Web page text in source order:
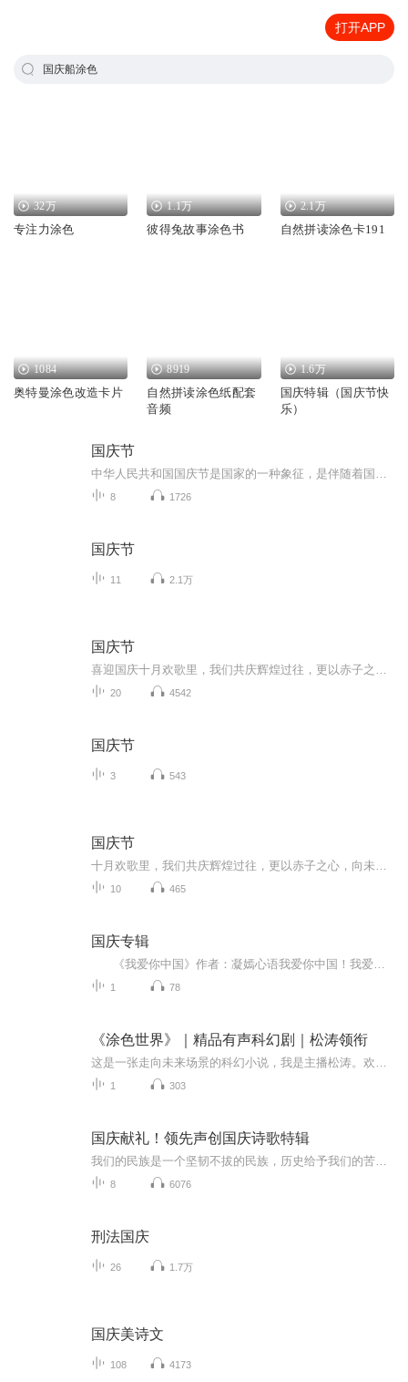
打开APP
国庆船涂色
32万
专注力涂色
1.1万
彼得兔故事涂色书
2.1万
自然拼读涂色卡191
1084
奥特曼涂色改造卡片
8919
自然拼读涂色纸配套
音频
1.6万
国庆特辑（国庆节快
乐）
国庆节
8 1726
国庆节
11 2.1万
国庆节
20 4542
国庆节
3 543
国庆节
10 465
国庆专辑
1 78
《涂色世界》｜精品有声科幻剧｜松涛领衔
1 303
国庆献礼！领先声创国庆诗歌特辑
8 6076
刑法国庆
26 1.7万
国庆美诗文
108 4173